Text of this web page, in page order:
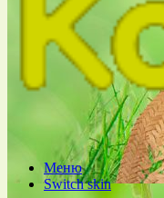
Меню
Switch skin